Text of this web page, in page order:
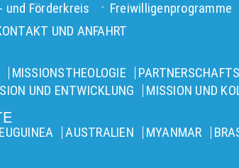
und Förderkreis Freiwilligenprogramme
UND ANFAHRT
MISSIONSTHEOLOGIE
UND ENTWICKLUNG MISSION UND
AUSTRALIEN MYANMAR